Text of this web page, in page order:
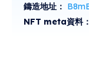
鑄造地址：
NFT meta資料：